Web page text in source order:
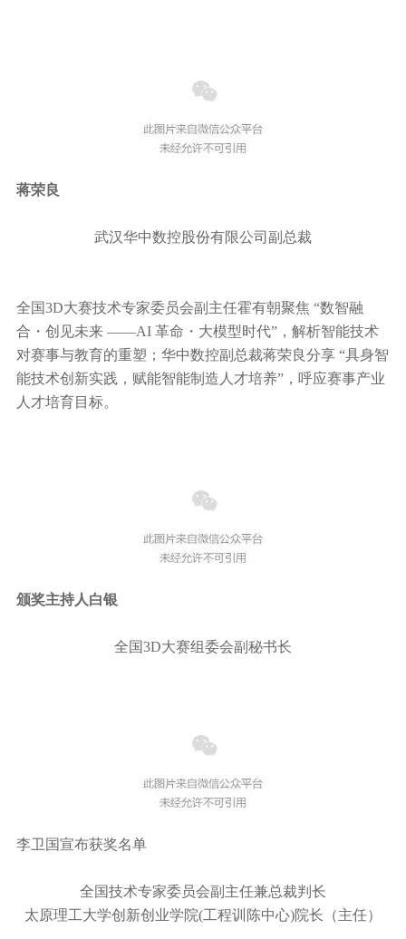
蒋荣良
武汉华中数控股份有限公司副总裁
全国3D大赛技术专家委员会副主任霍有朝聚焦 “数智融
合・创见未来 ——AI 革命・大模型时代”，解析智能技术
对赛事与教育的重塑；华中数控副总裁蒋荣良分享 “具身智
能技术创新实践，赋能智能制造人才培养”，呼应赛事产业
人才培育目标。
颁奖主持人白银
全国3D大赛组委会副秘书长
李卫国宣布获奖名单
全国技术专家委员会副主任兼总裁判长
太原理工大学创新创业学院(工程训陈中心)院长（主任）